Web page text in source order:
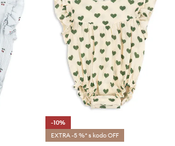
-10%
EXTRA -5 %* s kodo OFF